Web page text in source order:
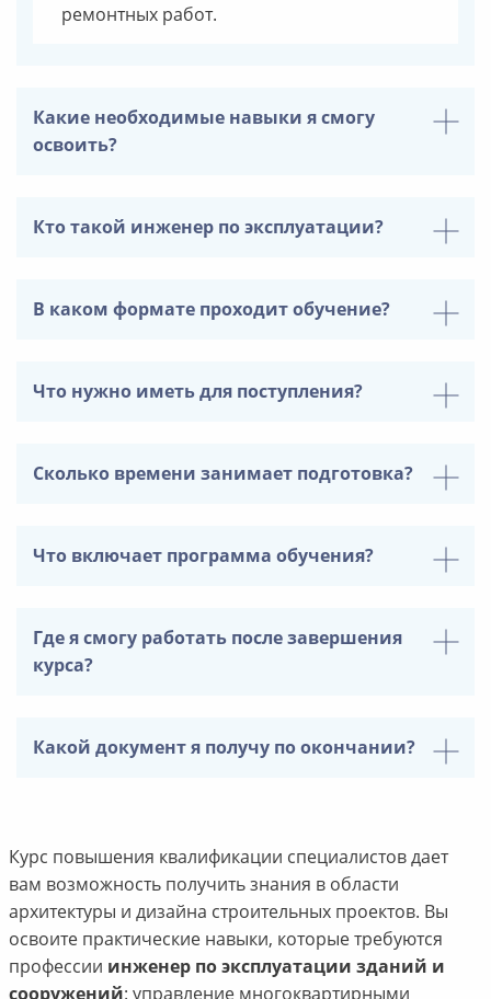
ремонтных работ.
Какие необходимые навыки я смогу
освоить?
Кто такой инженер по эксплуатации?
В каком формате проходит обучение?
Что нужно иметь для поступления?
Сколько времени занимает подготовка?
Что включает программа обучения?
Где я смогу работать после завершения
курса?
Какой документ я получу по окончании?
Курс повышения квалификации специалистов дает
вам возможность получить знания в области
архитектуры и дизайна строительных проектов. Вы
освоите практические навыки, которые требуются
профессии инженер по эксплуатации зданий и
сооружений: управление многоквартирными